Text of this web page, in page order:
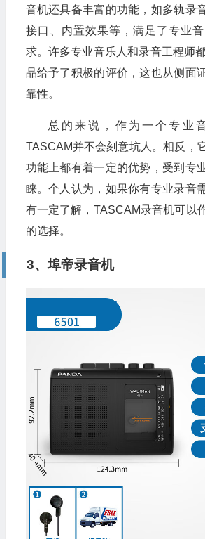
音机还具备丰富的功能，如多轨录
接口、内置效果等，满足了专业
求。许多专业音乐人和录音工程师
品给予了积极的评价，这也从侧面
靠性。
总的来说，作为一个专业
TASCAM并不会刻意坑人。相反，
功能上都有着一定的优势，受到专
睐。个人认为，如果你有专业录音
有一定了解，TASCAM录音机可以
的选择。
3、埠帝录音机